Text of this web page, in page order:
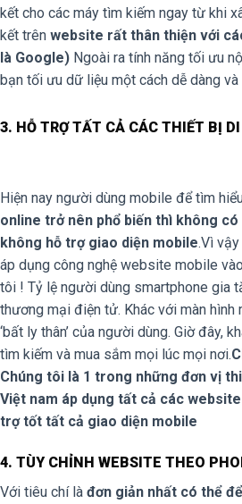
kết cho các máy tìm kiếm ngay từ khi
kết trên website rất thân thiện với
là Google) Ngoài ra tính năng tối ưu
bạn tối ưu dữ liệu một cách dễ dàng
3. HỖ TRỢ TẤT CẢ CÁC THIẾT BỊ
Hiện nay người dùng mobile để tìm
online trở nên phổ biến thì không
không hỗ trợ giao diện mobile.Vì
áp dụng công nghệ website mobile
tôi ! Tỷ lệ người dùng smartphone gia
thương mại điện tử. Khác với màn hình
‘bất ly thân’ của người dùng. Giờ đây,
tìm kiếm và mua sắm mọi lúc mọi nơi.
Chúng tôi là 1 trong những đơn vị
Việt nam áp dụng tất cả các
trợ tốt tất cả giao diện mobile
4. TÙY CHỈNH WEBSITE THEO
Với tiêu chí là đơn giản nhất có thể